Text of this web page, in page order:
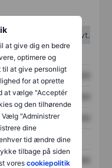
at give dig en bedre
optimere og
at give personligt
for at oprette
at vælge "Acceptér
og den tilhørende
"Administrer
dine
tid ændre dine
tilbage på siden
vores cookiepolitik
1. kvt.
2. kvt.
XXXXXXX
XXXXXXX
XXXXXXX
XXXXXXX